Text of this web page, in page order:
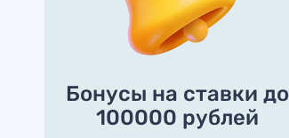
Бонусы на ставки до
100000 рублей